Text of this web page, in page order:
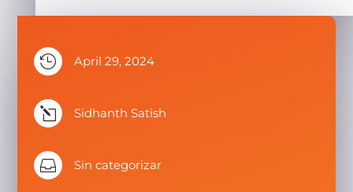
 April 29, 2024
l Sidhanth Satish
 Sin categorizar